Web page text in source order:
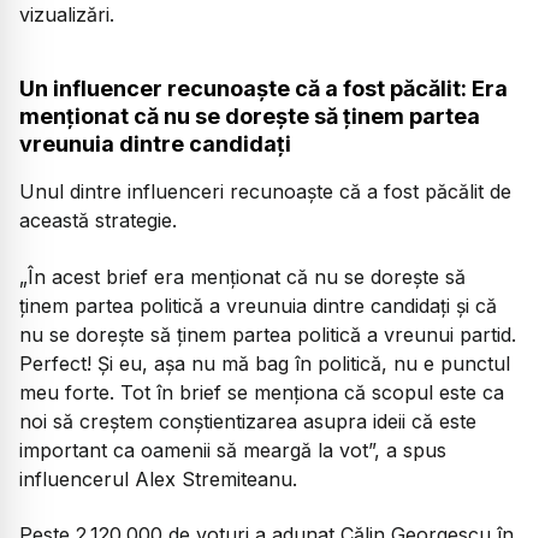
vizualizări.
Un influencer recunoaște că a fost păcălit: Era
menționat că nu se dorește să ținem partea
vreunuia dintre candidați
Unul dintre influenceri recunoaște că a fost păcălit de
această strategie.
„În acest brief era menționat că nu se dorește să
ținem partea politică a vreunuia dintre candidați și că
nu se dorește să ținem partea politică a vreunui partid.
Perfect! Și eu, așa nu mă bag în politică, nu e punctul
meu forte. Tot în brief se menționa că scopul este ca
noi să creștem conștientizarea asupra ideii că este
important ca oamenii să meargă la vot”, a spus
influencerul Alex Stremiteanu.